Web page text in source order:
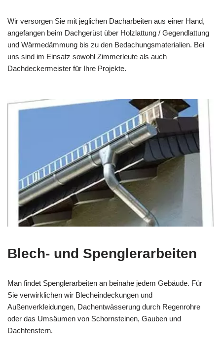
Wir versorgen Sie mit jeglichen Dacharbeiten aus einer Hand,
angefangen beim Dachgerüst über Holzlattung / Gegendlattung
und Wärmedämmung bis zu den Bedachungsmaterialien. Bei
uns sind im Einsatz sowohl Zimmerleute als auch
Dachdeckermeister für Ihre Projekte.
Blech- und Spenglerarbeiten
Man findet Spenglerarbeiten an beinahe jedem Gebäude. Für
Sie verwirklichen wir Blecheindeckungen und
Außenverkleidungen, Dachentwässerung durch Regenrohre
oder das Umsäumen von Schornsteinen, Gauben und
Dachfenstern.